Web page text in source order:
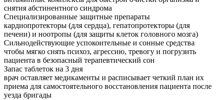
снятия абстинентного синдрома
Специализированные защитные препараты
кардиопротекторы (для сердца), гепатопротекторы (для
печени) и ноотропы (для защиты клеток головного мозга)
Сильнодействующие успокоительные и сонные средства
чтобы мягко снять психоз, агрессию, тревогу и погрузить
пациента в безопасный терапевтический сон
Запас таблеток на 3 дня
врач оставляет медикаменты и расписывает четкий план их
приема для самостоятельного восстановления пациента после
уезда бригады